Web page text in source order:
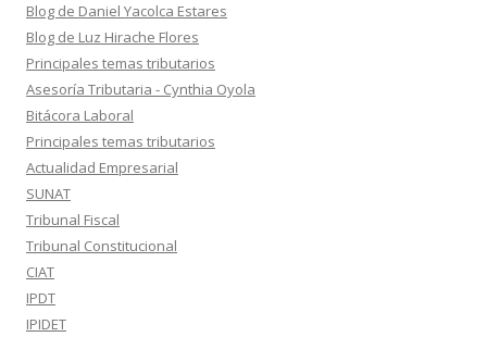
Blog de Daniel Yacolca Estares
Blog de Luz Hirache Flores
Principales temas tributarios
Asesoría Tributaria - Cynthia Oyola
Bitácora Laboral
Principales temas tributarios
Actualidad Empresarial
SUNAT
Tribunal Fiscal
Tribunal Constitucional
CIAT
IPDT
IPIDET